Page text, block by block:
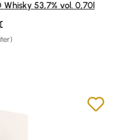
53,7% vol. 0,70l
Preis: